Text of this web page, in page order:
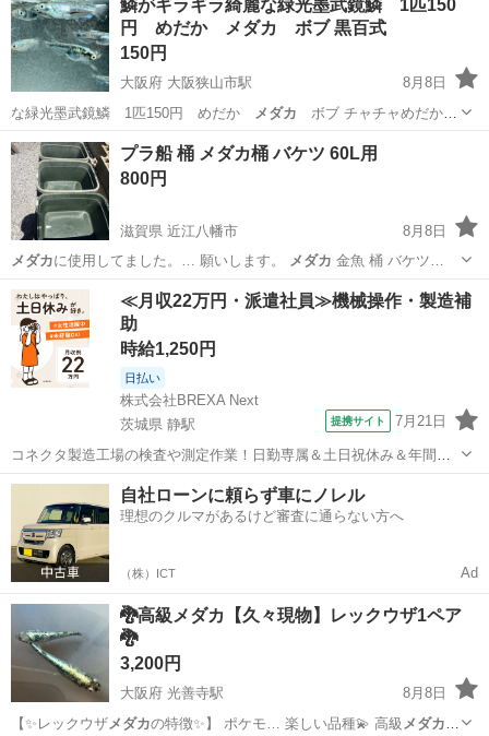
鱗がギラギラ綺麗な緑光墨武鏡鱗 1匹150
円 めだか メダカ ボブ 黒百式
150円
大阪府 大阪狭山市駅
8月8日
な緑光墨武鏡鱗 1匹150円 めだか
メダカ ボブ チャチャめだかさ
んから譲って…
大阪 大阪狭山市 大阪狭山市駅 めだか
プラ船 桶 メダカ桶 バケツ 60L用
800円
滋賀県 近江八幡市
8月8日
メダカに使用してました。… 願いします。 メダカ 金魚 桶 バケツ…
滋賀 近江八幡市 その他
≪月収22万円・派遣社員≫機械操作・製造補
助
時給1,250円
日払い
株式会社BREXA Next
茨城県 静駅
提携サイト 7月21日
コネクタ製造工場の検査や測定作業！日勤専属＆土日祝休み＆年間休
日128日★クリーンルーム内作業★マイカー通勤OK＆無料駐車場あり
★就業先食堂利用可！日払い制度あり！《茨城県常陸大宮市》 人気の
工場のお仕事 ◇コネクタ製造工...
茨城 常陸大宮市 その他
自社ローンに頼らず車にノレル
理想のクルマがあるけど審査に通らない方へ
（株）ICT Ad
🐉高級メダカ【久々現物】レックウザ1ペア
🐉
3,200円
大阪府 光善寺駅
8月8日
【✨レックウザメダカの特徴✨】 ポケモ… 楽しい品種💫 高級 メダカ